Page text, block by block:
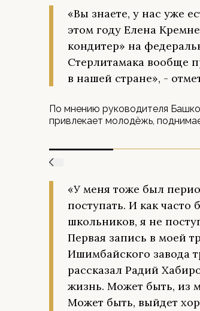
«Вы знаете, у нас уже
этом году Елена
кондитер» на
Стерлитамака вообще
в нашей стране», -
По мнению руководителя
привлекает молодёжь,
«У меня тоже был
поступать. И как
школьников, я не
Первая запись в моей
Ишимбайского завода
рассказал Радий
жизнь. Может быть, из
Может быть, выйдет